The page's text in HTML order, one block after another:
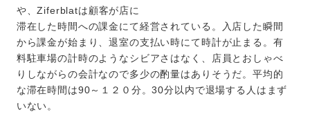
や、Ziferblatは顧客が店に
滞在した時間への課金にて経営されている。入店した瞬間
から課金が始まり、退室の支払い時にて時計が止まる。有
料駐車場の計時のようなシビアさはなく、店員とおしゃべ
りしながらの会計なので多少の酌量はありそうだ。平均的
な滞在時間は90～１２０分。30分以内で退場する人はまず
いない。